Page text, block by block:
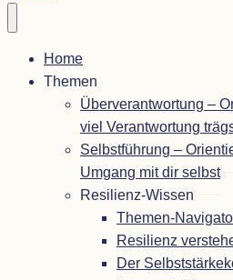
Home
The­men
Über­ver­ant­wor­tung –
viel Ver­ant­wor­tung
Selbst­füh­rung –
Umgang mit dir selbst
Resi­li­enz-Wis­sen
The­­men-
Resi­li­enz
Der